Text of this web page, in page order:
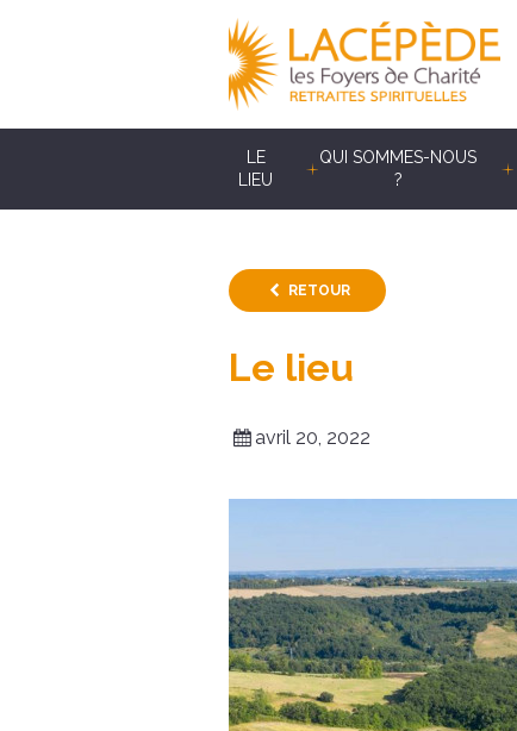
LE
LIEU
QUI SOMMES-NOUS
?
RETOUR
Le lieu
avril 20, 2022